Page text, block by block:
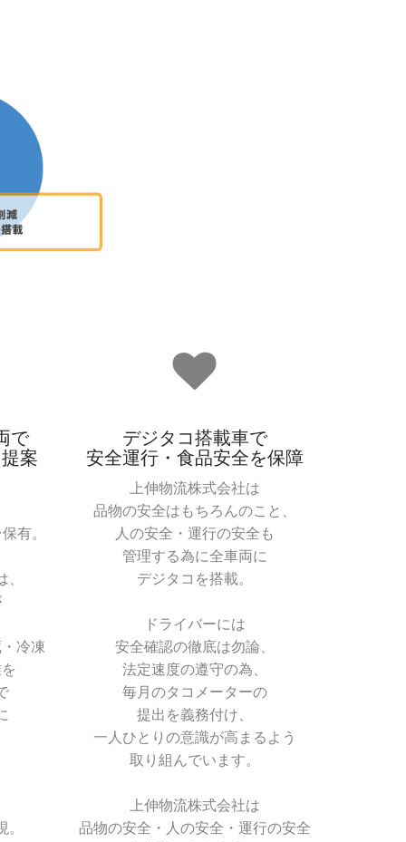
で
案
有。
冷凍
デジタコ搭載車で
安全運行・食品安全を保障
上伸物流株式会社は
品物の安全はもちろんのこと、
人の安全・運行の安全も
管理する為に全車両に
デジタコを搭載。
ドライバーには
安全確認の徹底は勿論、
法定速度の遵守の為、
毎月のタコメーターの
提出を義務付け、
一人ひとりの意識が高まるよう
取り組んでいます。
上伸物流株式会社は
品物の安全・人の安全・運行の安全